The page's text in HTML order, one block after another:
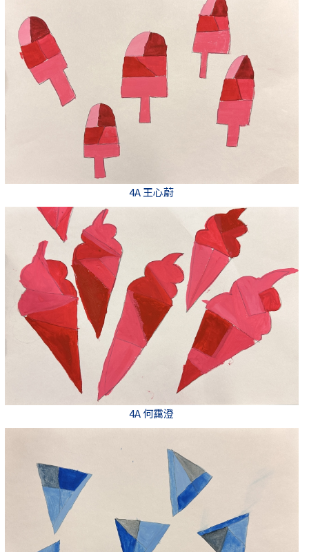
4A 王心蔚
4A 何靄澄